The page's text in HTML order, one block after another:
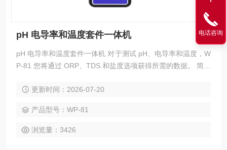
pH 电导率和温度套件一体机
pH 电导率和温度套件一体机 对于测试 pH、电导率和温度，W
P-81 您将通过 ORP、TDS 和盐度选项获得所需的数据。 简单
保护 WP-81。 WP-81 在澳大利亚设计和制造，用于从矿山到
更新时间：2026-07-20
产品型号：WP-81
浏览量：3426
电话咨询